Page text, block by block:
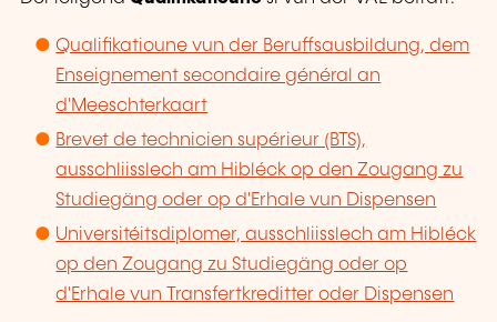
Qualifikatioune vun der Beruffsausbildung, dem
Enseignement secondaire général an
d'Meeschterkaart
Brevet de technicien supérieur (BTS),
ausschliisslech am Hibléck op den Zougang zu
Studiegäng oder op d'Erhale vun Dispensen
Universitéitsdiplomer, ausschliisslech am Hibléck
op den Zougang zu Studiegäng oder op
d'Erhale vun Transfertkreditter oder Dispensen